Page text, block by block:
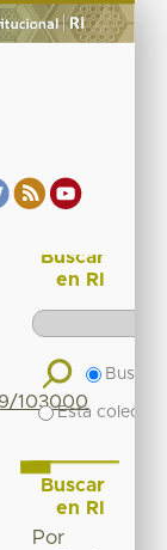
103000
Buscar
en RI
Buscar
Esta
Buscar
en RI
Por